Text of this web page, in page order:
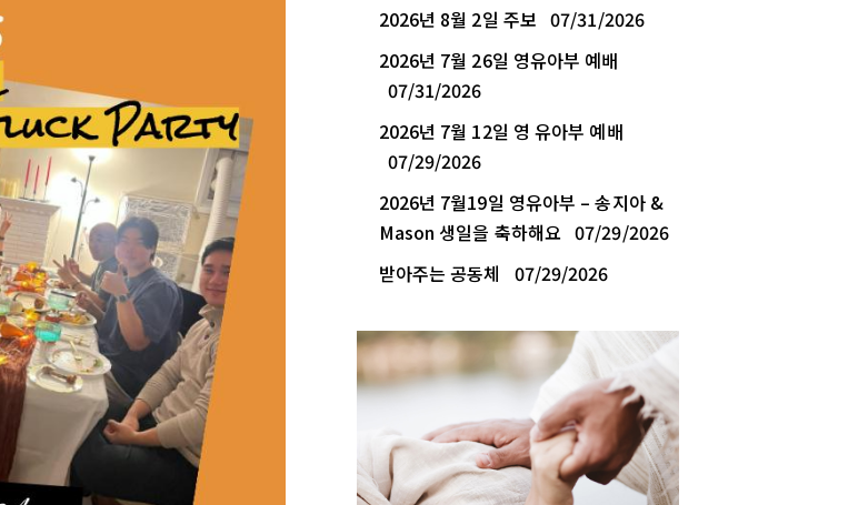
2026년 8월 2일 주보 07/31/2026
2026년 7월 26일 영유아부 예배
07/31/2026
2026년 7월 12일 영 유아부 예배
07/29/2026
2026년 7월19일 영유아부 – 송지아 &
Mason 생일을 축하해요 07/29/2026
받아주는 공동체
07/29/2026